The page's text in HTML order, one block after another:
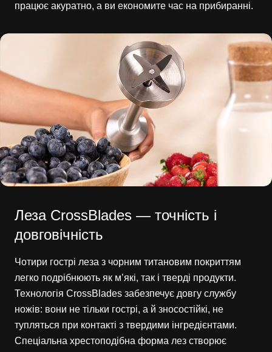
працює акуратно, а ви економите час на прибиранні.
Леза CrossBlades — точність і
довговічність
Чотири гострі леза з чорним титановим покриттям
легко подрібнюють як м’які, так і тверді продукти.
Технологія CrossBlades забезпечує довгу службу
ножів: вони не тільки гострі, а й зносостійкі, не
тупляться при контакті з твердими інгредієнтами.
Спеціальна хрестоподібна форма лез створює